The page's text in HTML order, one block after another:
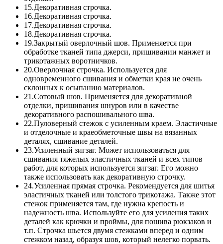
15.Декоративная строчка.
16.Декоративная строчка.
17.Декоративная строчка.
18.Декоративная строчка.
19.Закрытый оверлочный шов. Применяется при
обработке тканей типа джерси, пришивании манжет и
трикотажных воротничков.
20.Оверлочная строчка. Используется для
одновременного сшивания и обметки края не очень
склонных к осыпанию материалов.
21.Сотовый шов. Применяется для декоративной
отделки, пришивания шнуров или в качестве
декоративного распошивального шва.
22.Пуловерный стежок с усиленным краем. Эластичные
и отделочные и краеобметочные швы на вязанных
деталях, сшивание деталей.
23.Усиленный зигзаг. Может использоваться для
сшивания тяжелых эластичных тканей и всех типов
работ, для которых используется зигзаг. Его можно
также использовать как декоративную строчку.
24.Усиленная прямая строчка. Рекомендуется для шитья
эластичных тканей или толстого трикотажа. Также этот
стежок применяется там, где нужна крепость и
надежность шва. Используйте его для усиления таких
деталей как крючки и проймы, для пошива рюкзаков и
т.п. Строчка шьется двумя стежками вперед и одним
стежком назад, образуя шов, который нелегко порвать.